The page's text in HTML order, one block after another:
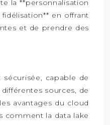
la **personnalisation
en offrant
et de prendre des
capable de
sources, de
avantages du cloud
comment la data lake